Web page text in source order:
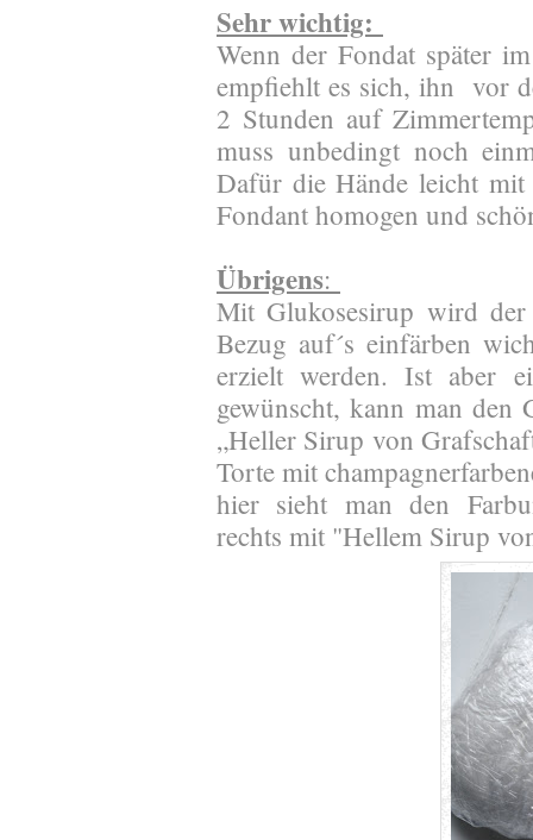
Sehr wichtig:
Wenn der Fondat später
empfiehlt es sich, ihn vor
2 Stunden auf
muss unbedingt noch
Dafür die Hände leicht
Fondant homogen und
Übrigens:
Mit Glukosesirup wird der
Bezug auf´s einfärben
erzielt werden. Ist aber
gewünscht, kann man den
„Heller Sirup von
Torte mit
hier sieht man den
rechts mit "Hellem Sirup